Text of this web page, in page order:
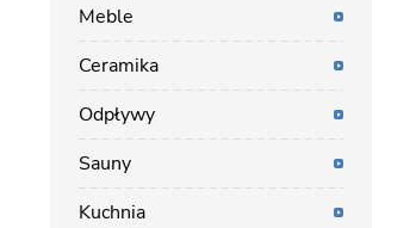
Meble
Ceramika
Odpływy
Sauny
Kuchnia